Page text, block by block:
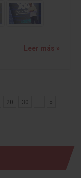
Leer más »
20 30
»